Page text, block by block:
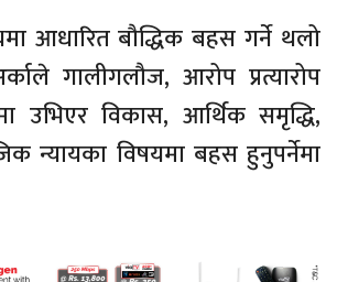
आधारित बौद्धिक बहस गर्ने थलो
गालीगलौज, आरोप प्रत्यारोप
उभिएर विकास, आर्थिक समृद्धि,
न्यायका विषयमा बहस हुनुपर्नेमा